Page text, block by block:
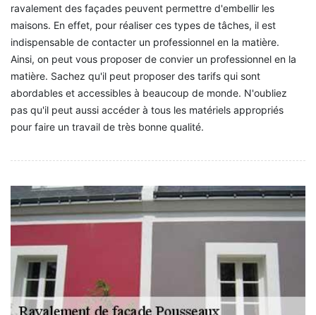
ravalement des façades peuvent permettre d'embellir les
maisons. En effet, pour réaliser ces types de tâches, il est
indispensable de contacter un professionnel en la matière.
Ainsi, on peut vous proposer de convier un professionnel en la
matière. Sachez qu'il peut proposer des tarifs qui sont
abordables et accessibles à beaucoup de monde. N'oubliez
pas qu'il peut aussi accéder à tous les matériels appropriés
pour faire un travail de très bonne qualité.